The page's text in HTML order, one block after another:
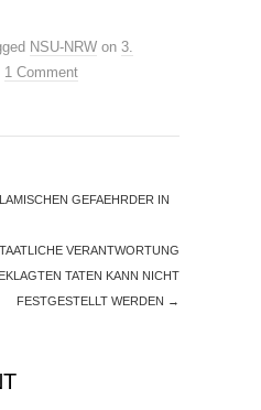
NSU-NRW on 3.
1 Comment
GEFAEHRDER IN
VERANTWORTUNG
TATEN KANN NICHT
FESTGESTELLT WERDEN →